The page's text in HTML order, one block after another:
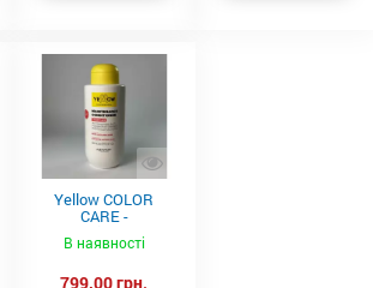
Yellow COLOR
CARE -
Кондиціонер для
фарбованого
В наявності
799,00 грн.